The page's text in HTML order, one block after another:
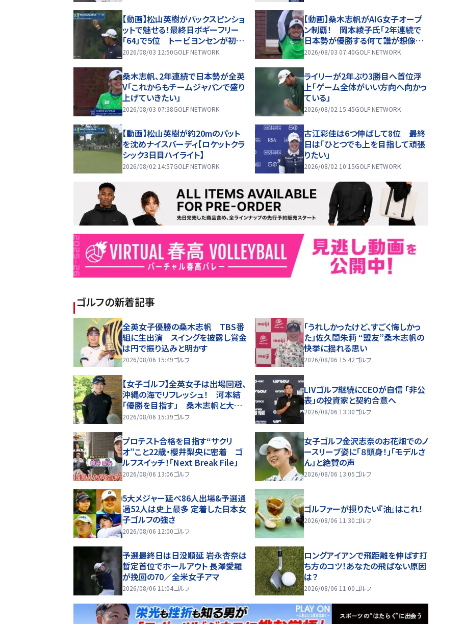
【動画】松山英樹がバックスピンショ
ットで魅せる！最終日ボギーフリー
「64」で5位 トービヨンセンが初優
勝【ロケットクラシック4日目ハイラ
2026/08/03 12:50GOLF NETWORK
【動画】桑木志帆がAIG女子オープ
ン制覇！ 岡本綾子氏「2年連続で
日本勢が優勝する何て誰が想像し
たでしょう？」
2026/08/03 07:40GOLF NETWORK
桑木志帆、2年連続で日本勢が全英
V「これからもチームジャパンで盛り
上げていきたい」
2026/08/03 07:38GOLF NETWORK
ライリーが2年ぶり3勝目へ首位浮
上「ゲーム全体がいい方向へ向かっ
ている」
2026/08/02 15:45GOLF NETWORK
【動画】松山英樹が約20mのパット
を沈めナイスバーディ【ロケットクラ
シック3日目ハイライト】
2026/08/02 14:57GOLF NETWORK
古江彩佳は6つ伸ばして8位 最終
日は「ひとつでも上を目指して頑張
りたい」
2026/08/02 10:15GOLF NETWORK
ゴルフの新着記事
全英女子優勝の桑木志帆 TBS番
組に生出演 スイングを披露し賞金
は円で振り込みと明かす
2026/08/06 15:49ゴルフ
「うれしかったけど、すごく悔しかっ
た」佐久間朱莉 “盟友”桑木志帆の
快挙に揺れる思い
2026/08/06 15:42ゴルフ
【女子ゴルフ】全英女子は出場回避、
沖縄の海でリフレッシュ！ 河本結
「優勝を目指す」 桑木志帆と大差
も年間女王あきらめん
2026/08/06 15:39ゴルフ
LIVゴルフ継続にCEOが自信 「非公
表」の投資家と契約合意へ
2026/08/06 13:30ゴルフ
プロテスト合格を目指す“サクリ
オ”こと22歳・櫻井梨央に密着 ゴ
ルフスイッチ！「Next Break File」
2026/08/06 13:06ゴルフ
女子ゴルフ金沢志奈のお花畑でのノ
ースリーブ姿に「８頭身！」「モデルさ
ん」と絶賛の声
2026/08/06 13:05ゴルフ
5大メジャー延べ86人出場&予選通
過52人は史上最多 定着した日本女
子ゴルフの強さ
2026/08/06 12:00ゴルフ
ゴルファーが摂りたい『油』はこれ！
2026/08/06 11:30ゴルフ
予選最終日は日没順延 岩永杏奈は
暫定首位でホールアウト 長澤愛羅
が挽回の70／全米女子アマ
2026/08/06 11:04ゴルフ
ロングアイアンで飛距離を伸ばす打
ち方のコツ！あなたの飛ばない原因
は？
2026/08/06 11:00ゴルフ